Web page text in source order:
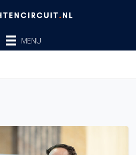
MENU